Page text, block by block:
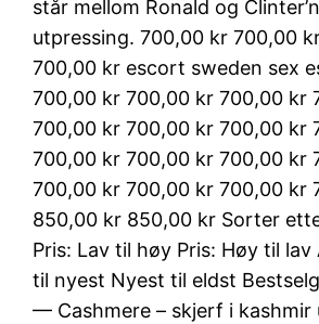
står mellom Ronald og
utpressing. 700,00 kr 700,00
700,00 kr escort sweden sex
700,00 kr 700,00 kr 700,00 kr
700,00 kr 700,00 kr 700,00 kr
700,00 kr 700,00 kr 700,00 kr
700,00 kr 700,00 kr 700,00 kr
850,00 kr 850,00 kr Sorter
Pris: Lav til høy Pris: Høy til lav
til nyest Nyest til eldst
— Cashmere – skjerf i kashmir